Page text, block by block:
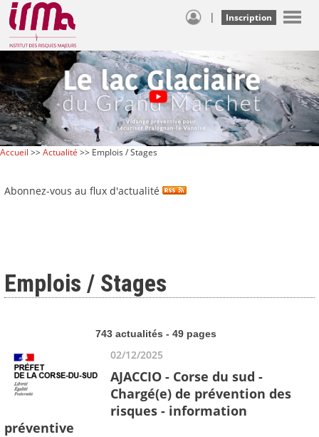
| Inscription
Accueil >>Actualité >> Emplois / Stages
Abonnez-vous au flux d'actualité
Emplois / Stages
743 actualités - 49 pages
02/12/2025
AJACCIO - Corse du sud -
Chargé(e) de prévention des
risques - information
préventive